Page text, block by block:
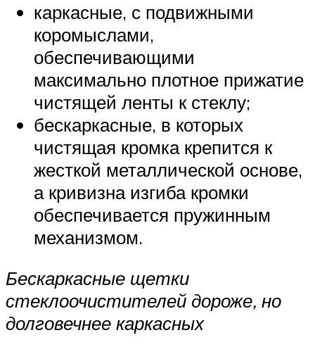
каркасные, с подвижными
коромыслами,
обеспечивающими
максимально плотное прижатие
чистящей ленты к стеклу;
бескаркасные, в которых
чистящая кромка крепится к
жесткой металлической основе,
а кривизна изгиба кромки
обеспечивается пружинным
механизмом.
Бескаркасные щетки
стеклоочистителей дороже, но
долговечнее каркасных